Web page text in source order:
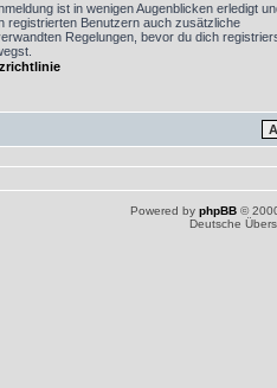
ist in wenigen Augenblicken erledigt
registrierten Benutzern auch zusätzliche
Regelungen, bevor du dich
Powered by phpBB ©
Deutsche